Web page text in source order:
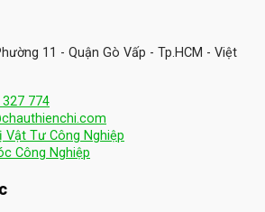
11 - Quận Gò Vấp - Tp.HCM - Việt
774
Vật Tư Công Nghiệp
Công Nghiệp